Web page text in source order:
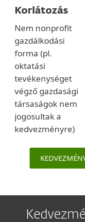
Korlátozás
Nem nonprofit
gazdálkodási
forma (pl.
oktatási
tevékenységet
végző gazdasági
társaságok nem
jogosultak a
kedvezményre)